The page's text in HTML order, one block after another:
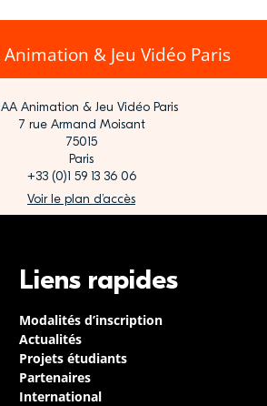
Animation & Jeu Vidéo Paris
Animation & Jeu Vidéo Paris
7 rue Armand Moisant
75015
Paris
+33 (0)1 59 13 36 06
Voir le plan d’accès
Liens rapides
Modalités d’inscription
Actualités
Projets étudiants
Partenaires
International